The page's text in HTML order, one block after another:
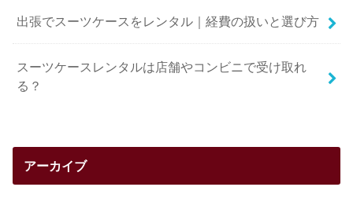
出張でスーツケースをレンタル｜経費の扱いと選び方
スーツケースレンタルは店舗やコンビニで受け取れ
る？
アーカイブ